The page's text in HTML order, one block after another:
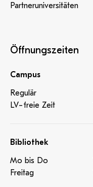
Partneruniversitäten
Öffnungszeiten
Campus
Regulär
LV-freie Zeit
Bibliothek
Mo bis Do
Freitag